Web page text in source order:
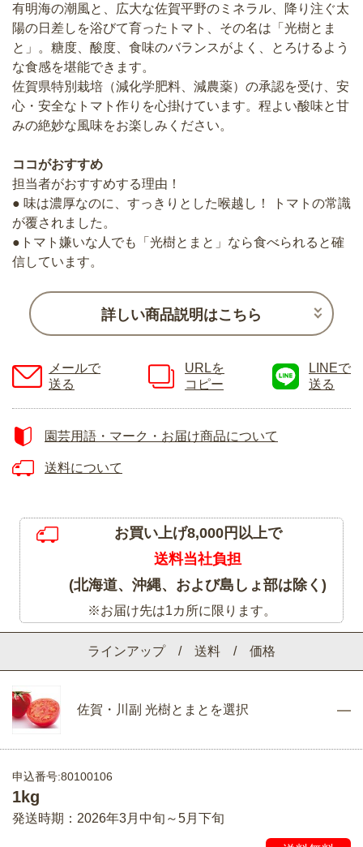
ラインアップ / 送料 / 価格
佐賀・川副 光樹とまとを選択
申込番号:80100106
1kg
発送時期：2026年3月中旬～5月下旬
有明海の潮風と、広大な佐賀平野のミネラル、降り注ぐ太
陽の日差しを浴びて育ったトマト、その名は「光樹とま
と」。糖度、酸度、食味のバランスがよく、とろけるよう
な食感を堪能できます。
佐賀県特別栽培（減化学肥料、減農薬）の承認を受け、安
心・安全なトマト作りを心掛けています。程よい酸味と甘
みの絶妙な風味をお楽しみください。
ココがおすすめ
担当者がおすすめする理由！
● 味は濃厚なのに、すっきりとした喉越し！ トマトの常識
が覆されました。
●トマト嫌いな人でも「光樹とまと」なら食べられると確
信しています。
詳しい商品説明はこちら
メールで
送る
URLを
コピー
LINEで
送る
園芸用語・マーク・お届け商品について
送料について
お買い上げ8,000円以上で
送料当社負担
(北海道、沖縄、および島しょ部は除く)
※お届け先は1カ所に限ります。